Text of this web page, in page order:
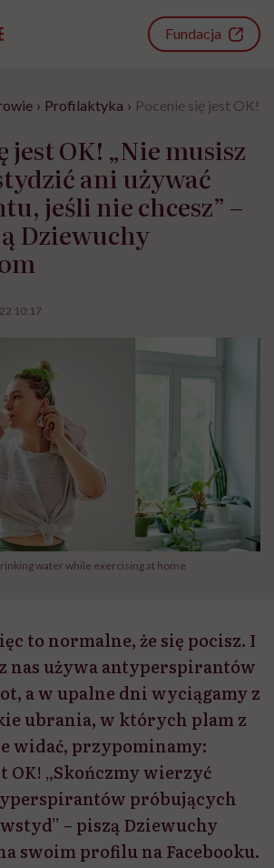
Fundacja
› Profilaktyka › Pocenie się jest OK!
jest OK! „Nie musisz
ani używać
jeśli nie chcesz” –
Dziewuchy
10:17
water while exercising at home
to normalne, że się pocisz. I
nas używa antyperspirantów
a w upalne dni wyciągamy z
ubrania, w których plam z
widać, przypominamy:
OK! „Skończmy wierzyć
próbujących
– piszą Dziewuchy
swoim profilu na Facebooku.